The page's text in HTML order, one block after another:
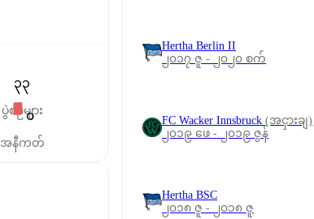
၃၃
ပွဲစဉ်များ
၀
အနီကတ်
Hertha Berlin II
၂၀၁၇ ဇူ - ၂၀၂၀ စက်
FC Wacker Innsbruck (အငှားချ)
၂၀၁၉ ဖေ - ၂၀၁၉ ဇွန်
Hertha BSC
၂၀၁၈ ဇူ - ၂၀၁၈ ဇူ